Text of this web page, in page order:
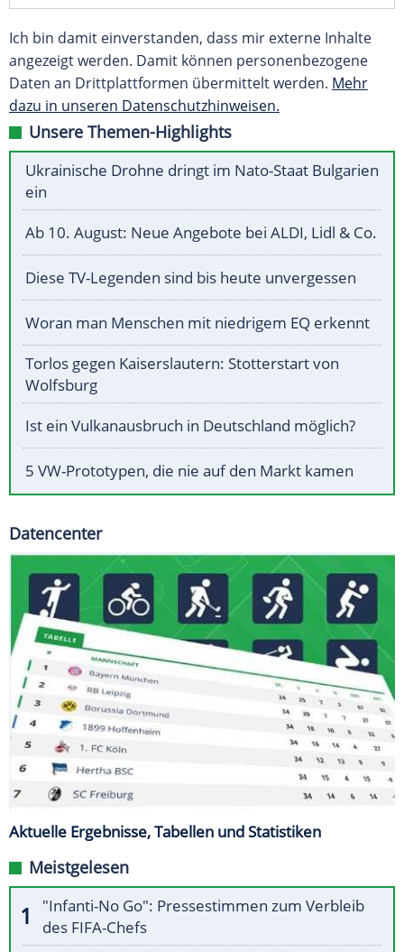
Ich bin damit einverstanden, dass mir externe Inhalte
angezeigt werden. Damit können personenbezogene
Daten an Drittplattformen übermittelt werden. Mehr
dazu in unseren Datenschutzhinweisen.
Unsere Themen-Highlights
Ukrainische Drohne dringt im Nato-Staat Bulgarien
ein
Ab 10. August: Neue Angebote bei ALDI, Lidl & Co.
Diese TV-Legenden sind bis heute unvergessen
Woran man Menschen mit niedrigem EQ erkennt
Torlos gegen Kaiserslautern: Stotterstart von
Wolfsburg
Ist ein Vulkanausbruch in Deutschland möglich?
5 VW-Prototypen, die nie auf den Markt kamen
Datencenter
Aktuelle Ergebnisse, Tabellen und Statistiken
Meistgelesen
"Infanti-No Go": Pressestimmen zum Verbleib
des FIFA-Chefs